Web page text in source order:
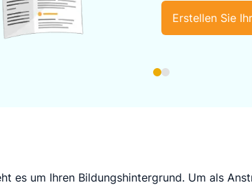
Erstellen Sie
es um Ihren Bildungshintergrund. Um als